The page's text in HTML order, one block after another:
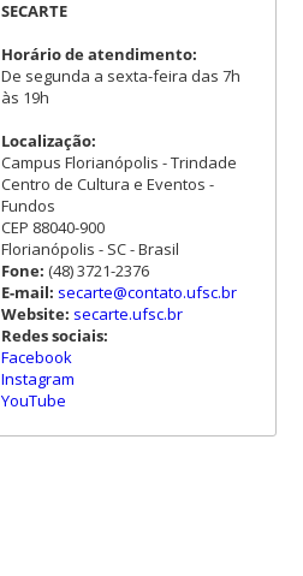
SECARTE
Horário de atendimento:
De segunda a sexta-feira das 7h
às 19h
Localização:
Campus Florianópolis - Trindade
Centro de Cultura e Eventos -
Fundos
CEP 88040-900
Florianópolis - SC - Brasil
Fone: (48) 3721-2376
E-mail: secarte@contato.ufsc.br
Website: secarte.ufsc.br
Redes sociais:
Facebook
Instagram
YouTube